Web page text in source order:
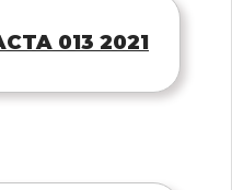
013 2021